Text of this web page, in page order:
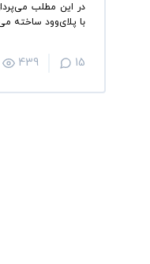
در این مطلب
با پلای‌وود ساخته
439 15